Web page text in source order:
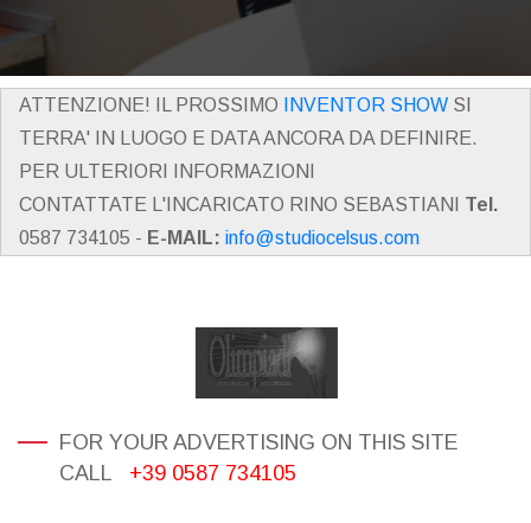
ATTENZIONE! IL PROSSIMO INVENTOR SHOW SI
TERRA' IN LUOGO E DATA ANCORA DA DEFINIRE.
PER ULTERIORI INFORMAZIONI
CONTATTATE L'INCARICATO RINO SEBASTIANI Tel.
0587 734105 - E-MAIL: info@studiocelsus.com
FOR YOUR ADVERTISING ON THIS SITE
CALL
+39 0587 734105